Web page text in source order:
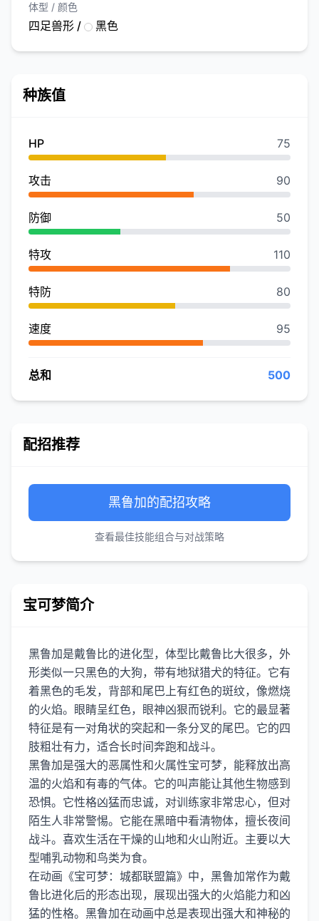
体型 / 颜色
四足兽形 / 黑色
种族值
HP 75
攻击 90
防御 50
特攻 110
特防 80
速度 95
总和 500
配招推荐
黑鲁加的配招攻略
查看最佳技能组合与对战策略
宝可梦简介
黑鲁加是戴鲁比的进化型，体型比戴鲁比大很多，外
形类似一只黑色的大狗，带有地狱猎犬的特征。它有
着黑色的毛发，背部和尾巴上有红色的斑纹，像燃烧
的火焰。眼睛呈红色，眼神凶狠而锐利。它的最显著
特征是有一对角状的突起和一条分叉的尾巴。它的四
肢粗壮有力，适合长时间奔跑和战斗。
黑鲁加是强大的恶属性和火属性宝可梦，能释放出高
温的火焰和有毒的气体。它的叫声能让其他生物感到
恐惧。它性格凶猛而忠诚，对训练家非常忠心，但对
陌生人非常警惕。它能在黑暗中看清物体，擅长夜间
战斗。喜欢生活在干燥的山地和火山附近。主要以大
型哺乳动物和鸟类为食。
在动画《宝可梦：城都联盟篇》中，黑鲁加常作为戴
鲁比进化后的形态出现，展现出强大的火焰能力和凶
猛的性格。黑鲁加在动画中总是表现出强大和神秘的